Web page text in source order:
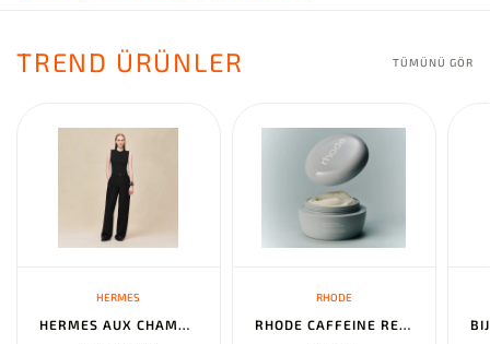
TREND ÜRÜNLER TÜMÜNÜ GÖR
HERMES
HERMES AUX CHAMPS EN FLEURS" PANTS NOIR
RHODE
RHODE CAFFEINE RESET SCULPTING CREAM MASK